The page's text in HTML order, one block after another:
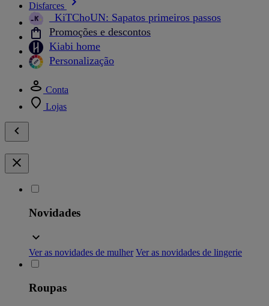
Disfarces
_KiTChoUN: Sapatos primeiros passos
Promoções e descontos
Kiabi home
Personalização
Conta
Lojas
Novidades
Ver as novidades de mulher Ver as novidades de lingerie
Roupas